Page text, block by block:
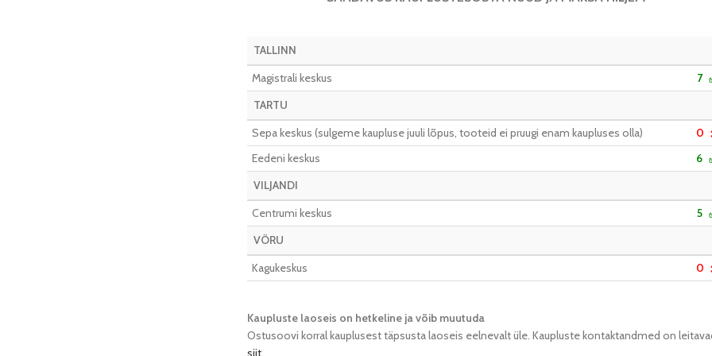
TALLINN
Magistrali keskus
7
TARTU
Sepa keskus (sulgeme kaupluse juuli lõpus, tooteid ei pruugi enam kaupluses olla)
0
Eedeni keskus 6
VILJANDI
Centrumi keskus
5
VÕRU
Kagukeskus
0
Kaupluste laoseis on hetkeline ja võib muutuda​
Ostusoovi korral kauplusest täpsusta laoseis eelnevalt üle. Kaupluste kontaktandmed on
siit.